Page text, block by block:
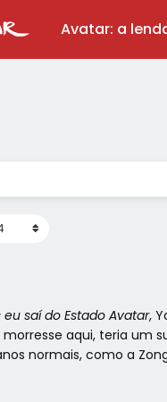
Avatar: a
saí do Estado Avatar,
morresse aqui, teria um
normais, como a